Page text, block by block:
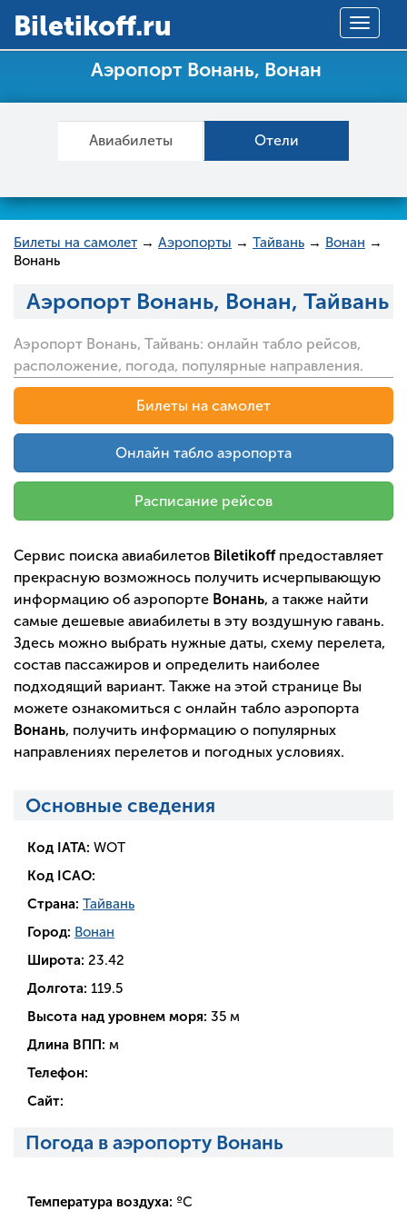
Toggle
Вiletikoff.ru
Аэропорт Вонань, Вонан
Авиабилеты Отели
Билеты на самолет → Аэропорты → Тайвань → Вонан →
Вонань
Аэропорт Вонань, Вонан, Тайвань
Аэропорт Вонань, Тайвань: онлайн табло рейсов,
расположение, погода, популярные направления.
Билеты на самолет
Онлайн табло аэропорта
Расписание рейсов
Сервис поиска авиабилетов Biletikoffпредоставляет
прекрасную возможнось получить исчерпывающую
информацию об аэропорте Вонань, а также найти
самые дешевые авиабилеты в эту воздушную гавань.
Здесь можно выбрать нужные даты, схему перелета,
состав пассажиров и определить наиболее
подходящий вариант. Также на этой странице Вы
можете ознакомиться с онлайн табло аэропорта
Вонань, получить информацию о популярных
направлениях перелетов и погодных условиях.
Основные сведения
Код IATA: WOT
Код ICAO:
Страна: Тайвань
Город: Вонан
Широта: 23.42
Долгота: 119.5
Высота над уровнем моря: 35 м
Длина ВПП: м
Телефон:
Сайт:
Погода в аэропорту Вонань
Температура воздуха: ºC